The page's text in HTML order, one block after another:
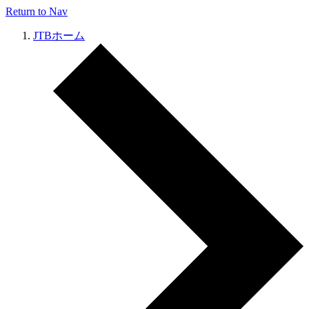
Return to Nav
JTBホーム